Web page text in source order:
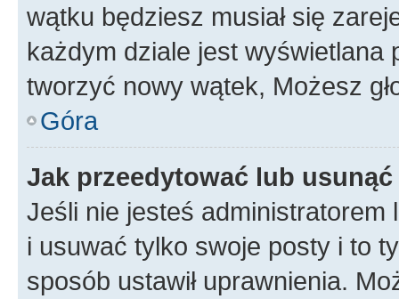
wątku będziesz musiał się
każdym dziale jest wyświetlana
tworzyć nowy wątek, Możesz
Góra
Jak przeedytować lub
Jeśli nie jesteś
i usuwać tylko swoje posty i to
sposób ustawił uprawnienia.